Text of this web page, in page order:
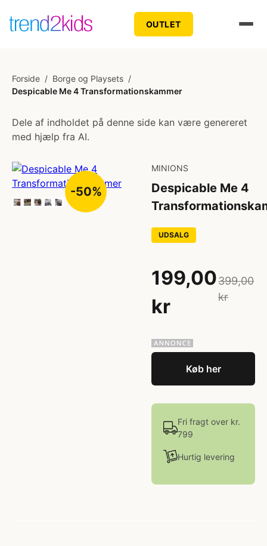
OUTLET
Forside / Borge og Playsets /
Despicable Me 4 Transformationskammer
Dele af indholdet på denne side kan være genereret
med hjælp fra AI.
-50%
MINIONS
Despicable Me 4
UDSALG
199,00
kr
399,00
kr
Køb her
Fri fragt over kr.
799
Hurtig levering